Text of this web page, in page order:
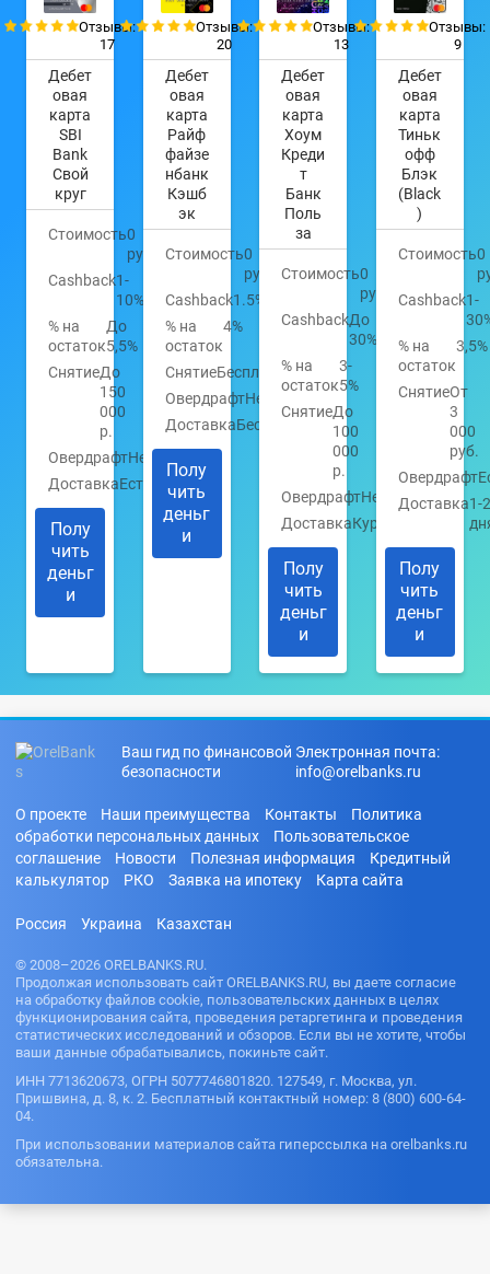
Отзывы:
17
Дебет
овая
карта
SBI
Bank
Свой
круг
Стоимость0
руб.
Cashback1-
10%
% на
остаток
До
5,5%
СнятиеДо
150
000
р.
ОвердрафтНет
ДоставкаЕсть
Полу
чить
деньг
и
Отзывы:
20
Дебет
овая
карта
Райф
файзе
нбанк
Кэшб
эк
Стоимость0
руб.
Cashback1.5%
% на
остаток
4%
СнятиеБесплатно
ОвердрафтНет
ДоставкаБесплатно
Полу
чить
деньг
и
Отзывы:
13
Дебет
овая
карта
Хоум
Креди
т
Банк
Поль
за
Стоимость0
руб.
CashbackДо
30%
% на
остаток
3-
5%
СнятиеДо
100
000
р.
ОвердрафтНет
ДоставкаКурьером
Полу
чить
деньг
и
Отзывы:
9
Дебет
овая
карта
Тиньк
офф
Блэк
(Black
)
Стоимость0
Cashback1-
% на
остаток
3,5%
СнятиеОт
3
000
руб.
Овердрафт
Доставка1-2
Полу
чить
деньг
и
Ваш гид по финансовой
безопасности
Электронная почта:
info@orelbanks.ru
О проекте Наши преимущества Контакты
Политика
обработки персональных данных
Пользовательское
соглашение
Новости Полезная информация
Кредитный
калькулятор
РКО Заявка на ипотеку Карта сайта
Россия Украина Казахстан
© 2008–2026 ORELBANKS.RU.
Продолжая использовать сайт ORELBANKS.RU, вы даете согласие
на обработку файлов cookie, пользовательских данных в целях
функционирования сайта, проведения ретаргетинга и проведения
статистических исследований и обзоров. Если вы не хотите, чтобы
ваши данные обрабатывались, покиньте сайт.
ИНН 7713620673, ОГРН 5077746801820. 127549, г. Москва, ул.
Пришвина, д. 8, к. 2. Бесплатный контактный номер: 8 (800) 600-64-
04.
При использовании материалов сайта гиперссылка на orelbanks.ru
обязательна.